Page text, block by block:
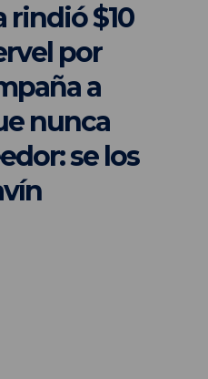
rindió $10
por
a
nunca
se los